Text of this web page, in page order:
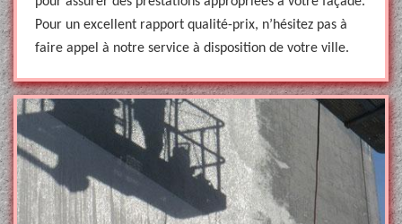
Pour un excellent rapport qualité-prix, n’hésitez pas à
faire appel à notre service à disposition de votre ville.